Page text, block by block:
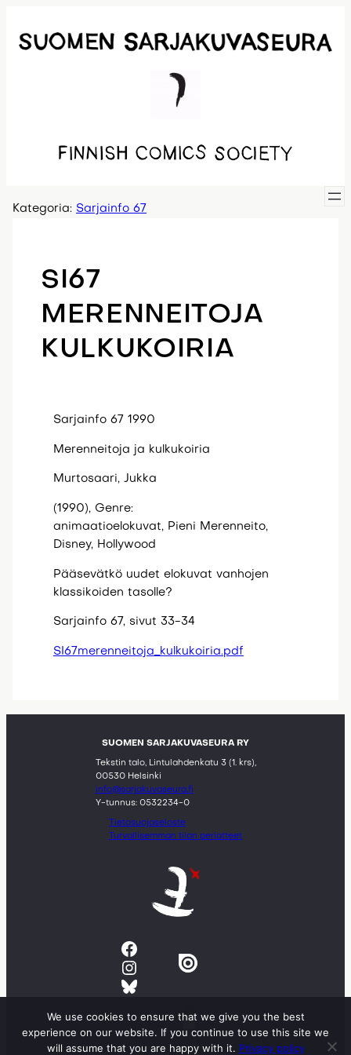
sisältöön
Kategoria: Sarjainfo 67
SI67
MERENNEITOJA
KULKUKOIRIA
Sarjainfo 67 1990
Merenneitoja ja kulkukoiria
Murtosaari, Jukka
(1990), Genre:
animaatioelokuvat, Pieni Merenneito,
Disney, Hollywood
Pääsevätkö uudet elokuvat vanhojen
klassikoiden tasolle?
Sarjainfo 67, sivut 33-34
SI67merenneitoja_kulkukoiria.pdf
SUOMEN SARJAKUVASEURA RY
Tekstin talo, Lintulahdenkatu 3 (1. krs),
00530 Helsinki
info@sarjakuvaseura.fi
Y-tunnus: 0532234-0
Tietosuojaseloste
Turvallisemman tilan periatteet
Facebook
Instagram
Bluesky
We use cookies to ensure that we give you the best
experience on our website. If you continue to use this site we
will assume that you are happy with it. Privacy policy